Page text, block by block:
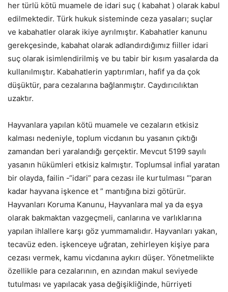
her türlü kötü muamele de idari suç ( kabahat ) olarak kabul
edilmektedir. Türk hukuk sisteminde ceza yasaları; suçlar
ve kabahatler olarak ikiye ayrılmıştır. Kabahatler kanunu
gerekçesinde, kabahat olarak adlandırdığımız fiiller idari
suç olarak isimlendirilmiş ve bu tabir bir kısım yasalarda da
kullanılmıştır. Kabahatlerin yaptırımları, hafif ya da çok
düşüktür, para cezalarına bağlanmıştır. Caydırıcılıktan
uzaktır.
Hayvanlara yapılan kötü muamele ve cezaların etkisiz
kalması nedeniyle, toplum vicdanın bu yasanın çıktığı
zamandan beri yaralandığı gerçektir. Mevcut 5199 sayılı
yasanın hükümleri etkisiz kalmıştır. Toplumsal infial yaratan
bir olayda, failin -“idari” para cezası ile kurtulması “‘paran
kadar hayvana işkence et ” mantığına bizi götürür.
Hayvanları Koruma Kanunu, Hayvanlara mal ya da eşya
olarak bakmaktan vazgeçmeli, canlarına ve varlıklarına
yapılan ihlallere karşı göz yummamalıdır. Hayvanları yakan,
tecavüz eden. işkenceye uğratan, zehirleyen kişiye para
cezası vermek, kamu vicdanına aykırı düşer. Yönetmelikte
özellikle para cezalarının, en azından makul seviyede
tutulması ve yapılacak yasa değişikliğinde, hürriyeti